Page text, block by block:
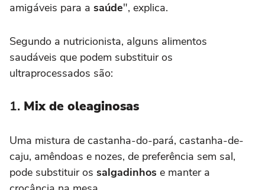
amigáveis para a saúde", explica.
Segundo a nutricionista, alguns alimentos
saudáveis que podem substituir os
ultraprocessados são:
1. Mix de oleaginosas
Uma mistura de castanha-do-pará, castanha-de-
caju, amêndoas e nozes, de preferência sem sal,
pode substituir os salgadinhos e manter a